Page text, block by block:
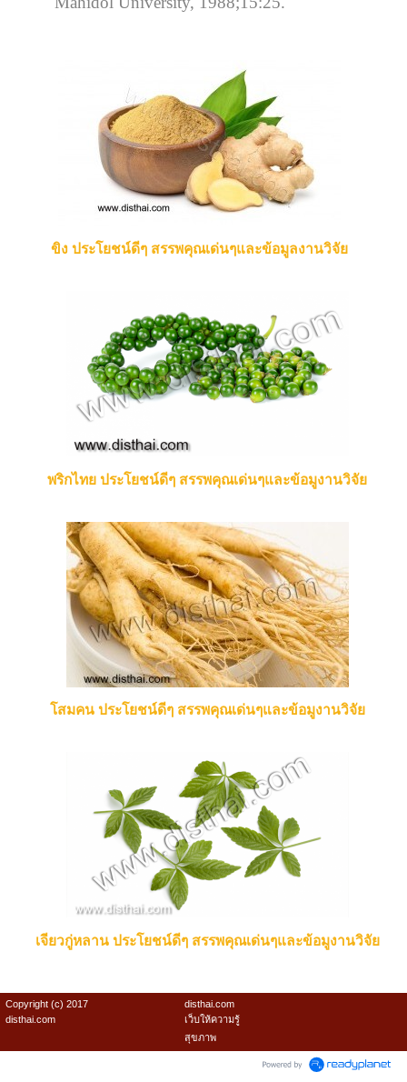
ขิง ประโยชน์ดีๆ สรรพคุณเด่นๆและข้อมูลงานวิจัย
พริกไทย ประโยชน์ดีๆ สรรพคุณเด่นๆและข้อมูงานวิจัย
โสมคน ประโยชน์ดีๆ สรรพคุณเด่นๆและข้อมูงานวิจัย
เจียวกู่หลาน ประโยชน์ดีๆ สรรพคุณเด่นๆและข้อมูงานวิจัย
Copyright (c) 2017
disthai.com
disthai.com
เว็บให้ความรู้
สุขภาพ